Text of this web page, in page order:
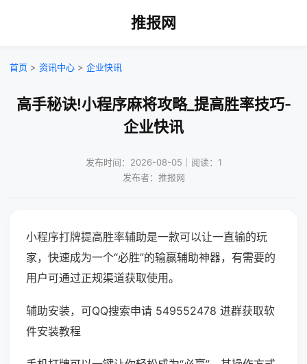
推报网
首页 > 资讯中心 > 企业快讯
高手秘诀!小程序麻将攻略_提高胜率技巧-
企业快讯
发布时间：2026-08-05｜阅读：1
发布者：推报网
小程序打牌提高胜率辅助是一款可以让一直输的玩
家，快速成为一个“必胜”的输赢辅助神器，有需要的
用户可通过正规渠道获取使用。
辅助安装，可QQ搜索申请 549552478 进群获取软
件安装教程